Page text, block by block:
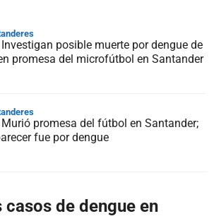
Investigan posible muerte por dengue de
promesa del microfútbol en Santander
Murió promesa del fútbol en Santander;
fue por dengue
de dengue en